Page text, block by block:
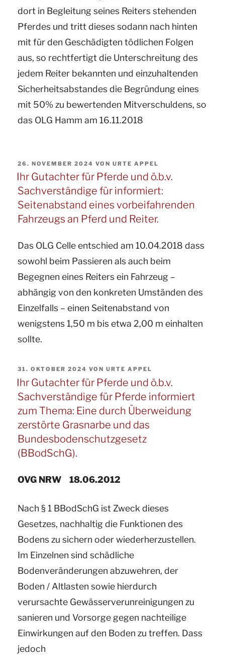
Tierhalter
eines
verletzten
Pferdes
aus
§
833
BGB“
dort in Begleitung seines Reiters stehenden
Pferdes und tritt dieses sodann nach hinten
mit für den Geschädigten tödlichen Folgen
aus, so rechtfertigt die Unterschreitung des
jedem Reiter bekannten und einzuhaltenden
Sicherheitsabstandes die Begründung eines
mit 50% zu bewertenden Mitverschuldens, so
das OLG Hamm am 16.11.2018
VERÖFFENTLICHT
AM
26. NOVEMBER 2024 VONURTE APPEL
Ihr Gutachter für Pferde und ö.b.v.
Sachverständige für informiert:
Seitenabstand eines vorbeifahrenden
Fahrzeugs an Pferd und Reiter.
Das OLG Celle entschied am 10.04.2018dass
sowohl beim Passieren als auch beim
Begegnen eines Reiters ein Fahrzeug –
abhängig von den konkreten Umständen des
Einzelfalls – einen Seitenabstand von
wenigstens 1,50 m bis etwa 2,00 m einhalten
sollte.
VERÖFFENTLICHT
AM
31. OKTOBER 2024 VONURTE APPEL
Ihr Gutachter für Pferde und ö.b.v.
Sachverständige für Pferde informiert
zum Thema: Eine durch Überweidung
zerstörte Grasnarbe und das
Bundesbodenschutzgesetz
(BBodSchG).
OVG NRW 18.06.2012
Nach § 1 BBodSchG ist Zweck dieses
Gesetzes, nachhaltig die Funktionen des
Bodens zu sichern oder wiederherzustellen.
Im Einzelnen sind schädliche
Bodenveränderungen abzuwehren, der
Boden / Altlasten sowie hierdurch
verursachte Gewässerverunreinigungen zu
sanieren und Vorsorge gegen nachteilige
Einwirkungen auf den Boden zu treffen. Dass
jedoch